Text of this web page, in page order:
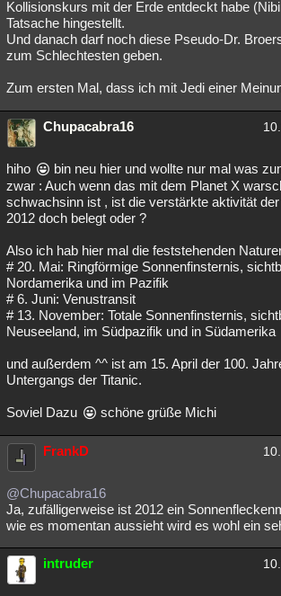
Kollisionskurs mit der Erde entdeckt habe
Tatsache hingestellt.
Und danach darf noch diese Pseudo-Dr.
zum Schlechtesten geben.
Zum ersten Mal, dass ich mit Jedi einer
Chupacabra16
hiho
bin neu hier und wollte nur mal was
zwar : Auch wenn das mit dem Planet X
schwachsinn ist , ist die verstärkte aktivität
2012 doch belegt oder ?
Also ich hab hier mal die feststehenden
# 20. Mai: Ringförmige Sonnenfinsternis,
Nordamerika und im Pazifik
# 6. Juni: Venustransit
# 13. November: Totale Sonnenfinsternis,
Neuseeland, im Südpazifik und in Südamerika
und außerdem ^^ ist am 15. April der 100.
Untergangs der Titanic.
Soviel Dazu schöne grüße Michi
FrankD
@Chupacabra16
Ja, zufälligerweise ist 2012 ein
wie es momentan aussieht wird es wohl ein
intruder